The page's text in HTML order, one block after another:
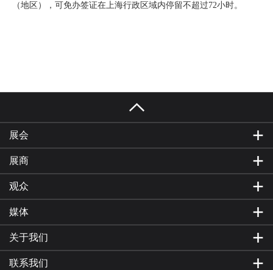
（地区），可免办签证在上海行政区域内停留不超过72小时。
展会
展商
观众
媒体
关于我们
联系我们